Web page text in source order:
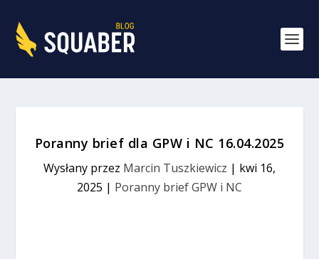
Poranny brief dla GPW i NC 16.04.2025
Wysłany przez Marcin Tuszkiewicz | kwi 16,
2025 | Poranny brief GPW i NC